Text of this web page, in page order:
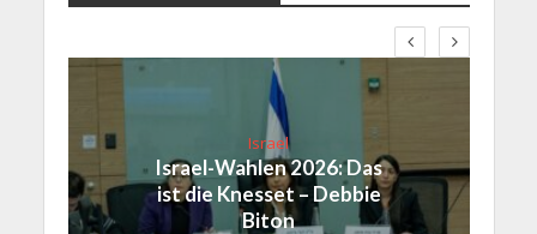
Israel
Israel-Wahlen 2026: Das
ist die Knesset – Debbie
Biton